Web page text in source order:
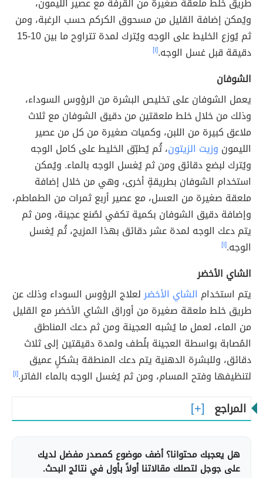
ويُمكن إضافة القليل من مسحوق الكركم حسب الرغبة، ومن
ثم يُوزع الخليط على الوجه ويُترك لمدة تتراوح ما بين 10-15
دقيقة قبل غسل الوجه.[١]
الشوفان
يعمل الشوفان على تخليص البشرة من الرؤوس السوداء،
وذلك من خلال خلط ملعقتين من دقيق الشوفان مع ثلاث
ملاعق كبيرة من اللبن، وكميات صغيرة من كل من عصير
الليمون وزيت الزيتون، ثُم يُطبّق الخليط على كامل الوجه
ويُترك لبضع دقائق ومن ثم يُغسل الوجه بالماء. ويُمكن
استخدام الشوفان بطريقةٍ أخرى، وهي من خلال إضافة
ملعقة صغيرة من العسل، مع عصير أربع ثمرات من الطماطم،
وإضافة دقيق الشوفان بكمية تكفي لصُنع عجينة، ومن ثم
يتم دعك الوجه لمدة عشر دقائق بهذا المزيج، ثُم يُغسل
الوجه.[١]
الشاي الأخضر
يتم استخدام الشاي الأخضرلعلاج الرؤوس السوداء وذلك عن
طريق خلط ملعقة صغيرة من أوراق الشاي الأخضر مع القليل
من الماء، لعمل ما يُشبه العجينة ومن ثم دعك المناطق
المُصابة بواسطة العجينة بلُطف ولمدة دقيقتين إلى ثلاث
دقائق، وللبشرة الدهنية يتم دعك المنطقة بشكلٍ عميق
لتنظيفها وفتح المسام، ومن ثم يُغسل الوجه بالماء الفاتر.[١]
المراجع
هل يعجبك محتوانا؟ أضف موضوع كمصدر مفضل لديك
على جوجل لتصلك مقالاتنا أولاً بأول في نتائج البحث.